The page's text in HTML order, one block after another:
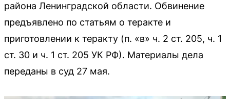
района Ленинградской области. Обвинение
предъявлено по статьям о теракте и
приготовлении к теракту (п. «в» ч. 2 ст. 205, ч. 1
ст. 30 и ч. 1 ст. 205 УК РФ). Материалы дела
переданы в суд 27 мая.